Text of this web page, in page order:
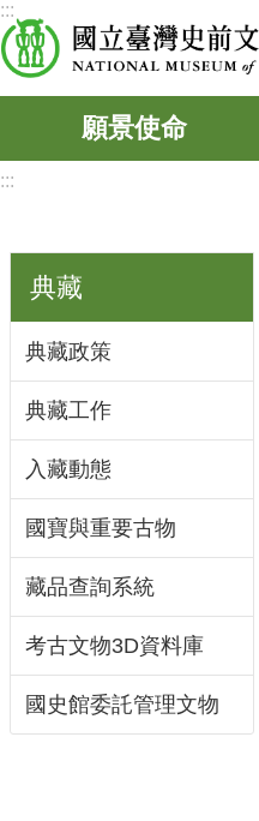
跳到主要內容區塊
:::
願景使命
:::
典藏
典藏政策
典藏工作
入藏動態
國寶與重要古物
藏品查詢系統
考古文物3D資料庫
國史館委託管理文物